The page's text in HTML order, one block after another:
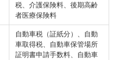
税、介護保険料、後期高齢
者医療保険料
自動車税（証紙分）、自動
車取得税、自動車保管場所
証明書申請手数料、自動車